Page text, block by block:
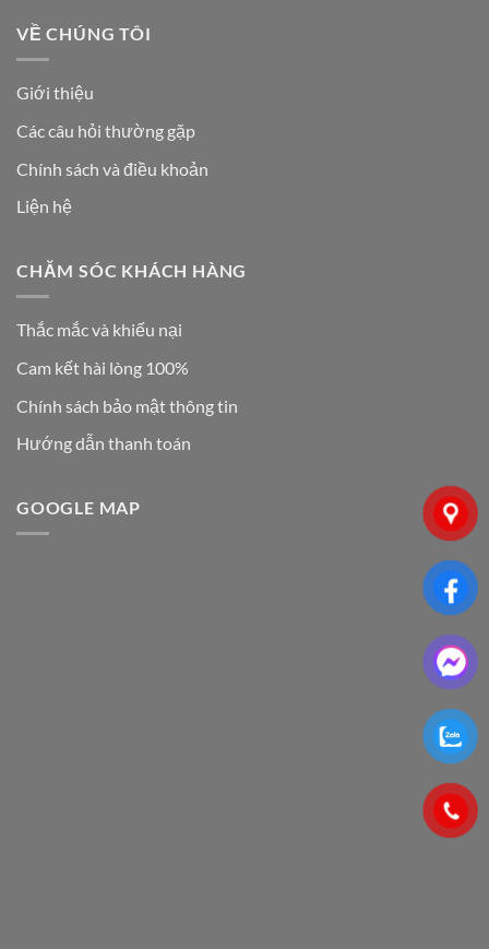
VỀ CHÚNG TÔI
Giới thiệu
Các câu hỏi thường gặp
Chính sách và điều khoản
Liện hệ
CHĂM SÓC KHÁCH HÀNG
Thắc mắc và khiếu nại
Cam kết hài lòng 100%
Chính sách bảo mật thông tin
Hướng dẫn thanh toán
GOOGLE MAP